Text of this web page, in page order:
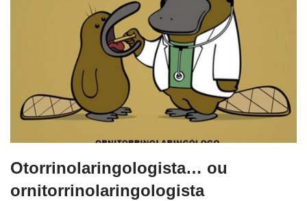
Otorrinolaringologista… ou
ornitorrinolaringologista